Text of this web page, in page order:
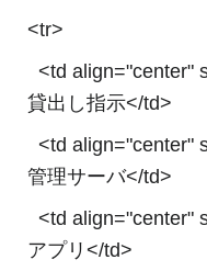
<tr>
<td align="center"
貸出し指示</td>
<td align="center"
管理サーバ</td>
<td align="center"
アプリ</td>